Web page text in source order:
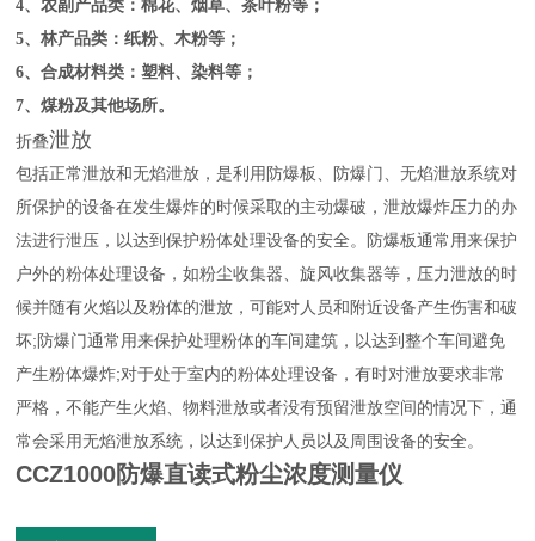
4、农副产品类：棉花、烟草、茶叶粉等；
5、林产品类：纸粉、木粉等；
6、合成材料类：塑料、染料等；
7、煤粉及其他场所。
折叠泄放
包括正常泄放和无焰泄放，是利用防爆板、防爆门、无焰泄放系统对
所保护的设备在发生爆炸的时候采取的主动爆破，泄放爆炸压力的办
法进行泄压，以达到保护粉体处理设备的安全。防爆板通常用来保护
户外的粉体处理设备，如粉尘收集器、旋风收集器等，压力泄放的时
候并随有火焰以及粉体的泄放，可能对人员和附近设备产生伤害和破
坏;防爆门通常用来保护处理粉体的车间建筑，以达到整个车间避免
产生粉体爆炸;对于处于室内的粉体处理设备，有时对泄放要求非常
严格，不能产生火焰、物料泄放或者没有预留泄放空间的情况下，通
常会采用无焰泄放系统，以达到保护人员以及周围设备的安全。
CCZ1000防爆直读式粉尘浓度测量仪